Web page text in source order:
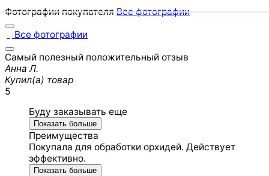
Фотографии покупателяВсе фотографии
Все фотографии
Самый полезный положительный отзыв
Анна Л.
Купил(а) товар
5
Буду заказывать еще
Показать больше
Преимущества
Покупала для обработки орхидей. Действует
эффективно.
Показать больше